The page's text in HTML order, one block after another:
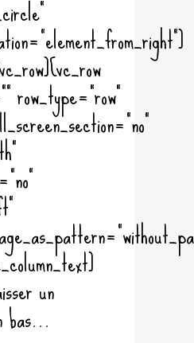
row_type="row"
un
bas...